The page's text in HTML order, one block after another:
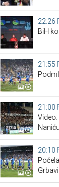
22:26
BiH
21:55
21:00
Naniću
20:10